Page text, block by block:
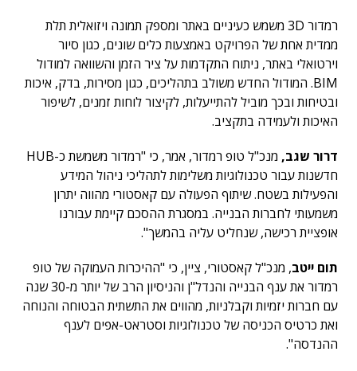
רמדור 3D משמש כעיניים באתר ומספק תמונה ויזואלית תלת
ממדית אחת של הפרויקט באמצעות כלים שונים, כגון סיור
וירטואלי באתר, ניתוח התקדמות על ציר הזמן והשוואה למודול
BIM. המודול החדש משולב בתהליכים, כגון מסירות, בדק, איכות
ובטיחות ובכך מוביל להתייעלות, לקיצור לוחות זמנים, לשיפור
האיכות ולעמידה בתקציב.
דרור שגב,
מנכ"ל טופ רמדור, אמר, כי "רמדור משמשת כ-HUB
חדשנות עבור טכנולוגיות משלימות לתהליכי ניהול המידע
והפעילות בשטח. שיתוף הפעולה עם קאסטורי מהווה יתרון
משמעותי לחברות הבנייה. במסגרת ההסכם קיימת עבורנו
אופציית רכישה, שנחליט עליה בהמשך".
תום ייטב, מנכ"ל קאסטורי, ציין, כי "ההיכרות העמוקה של טופ
רמדור את ענף הבנייה והנדל"ן והניסיון הרב של יותר מ-30 שנה
עם חברות יזמיות וקבלניות, מהווים את התשתית הבטוחה והנוחה
ואת כרטיס הכניסה של טכנולוגיות וסטראט-אפים לענף
ההנדסה".